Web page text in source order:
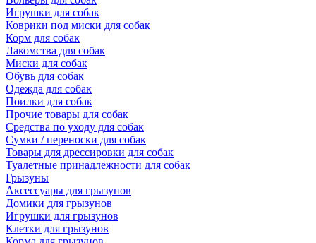
Игрушки для собак
Коврики под миски для собак
Корм для собак
Лакомства для собак
Миски для собак
Обувь для собак
Одежда для собак
Поилки для собак
Прочие товары для собак
Средства по уходу для собак
Сумки / переноски для собак
Товары для дрессировки для собак
Туалетные принадлежности для собак
Грызуны
Аксессуары для грызунов
Домики для грызунов
Игрушки для грызунов
Клетки для грызунов